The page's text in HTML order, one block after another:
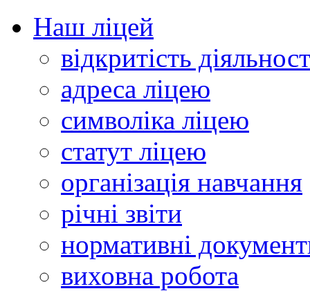
Наш ліцей
відкритість
адреса ліцею
символіка ліцею
статут ліцею
організація навчання
річні звіти
нормативні
виховна робота